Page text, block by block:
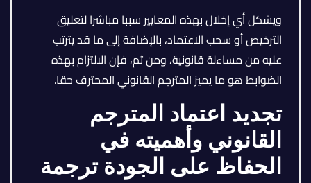
ويشكل أي إخلال بهذه المعايير سببا مباشرا لتعليق
الترخيص أو سحب الاعتماد، بالإضافة إلى ما قد يترتب
عليه من مساءلة قانونية، ومن ثم، فإن الالتزام بهذه
الضوابط هو ما يميز المترجم القانوني المحترف حقا.
تجديد اعتماد المترجم
القانوني وأهميته في
الحفاظ على الجودة ترجمة